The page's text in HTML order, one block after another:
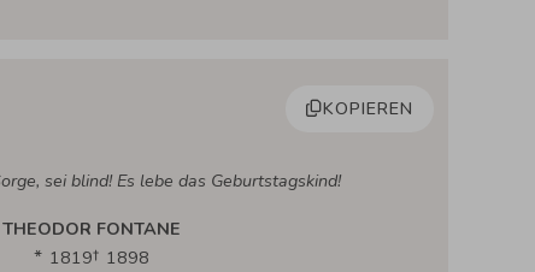
KOPIEREN
sei blind! Es lebe das Geburtstagskind!
THEODOR FONTANE
1819
1898